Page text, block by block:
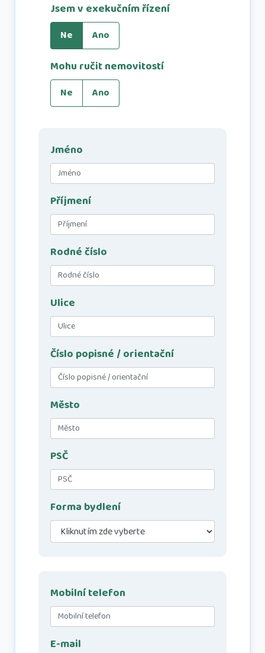
Jsem v exekučním řízení
Ne Ano
Mohu ručit nemovitostí
Ne Ano
Jméno
Příjmení
Rodné číslo
Ulice
Číslo popisné / orientační
Město
PSČ
Forma bydlení
Mobilní telefon
E-mail